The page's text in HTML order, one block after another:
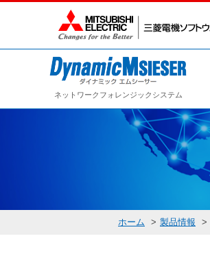
ネットワークフォレンジックシステム
ホーム 製品情報